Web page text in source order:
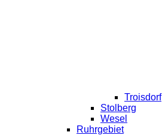
Troisdorf
Stolberg
Wesel
Ruhrgebiet